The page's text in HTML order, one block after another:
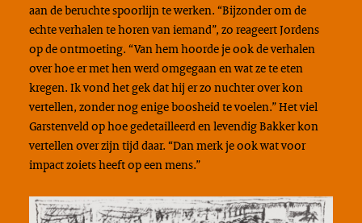
aan de beruchte spoorlijn te werken. “Bijzonder om de
echte verhalen te horen van iemand”, zo reageert Jordens
op de ontmoeting. “Van hem hoorde je ook de verhalen
over hoe er met hen werd omgegaan en wat ze te eten
kregen. Ik vond het gek dat hij er zo nuchter over kon
vertellen, zonder nog enige boosheid te voelen.” Het viel
Garstenveld op hoe gedetailleerd en levendig Bakker kon
vertellen over zijn tijd daar. “Dan merk je ook wat voor
impact zoiets heeft op een mens.”